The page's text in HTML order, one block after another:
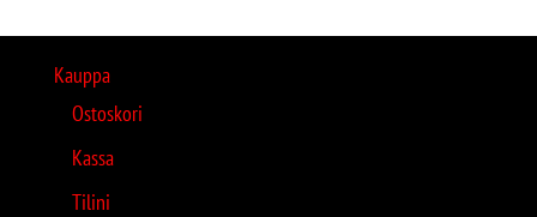
Kauppa
Ostoskori
Kassa
Tilini